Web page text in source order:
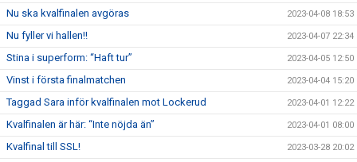
Nu ska kvalfinalen avgöras 2023-04-08 18:53
Nu fyller vi hallen!! 2023-04-07 22:34
Stina i superform: “Haft tur” 2023-04-05 12:50
Vinst i första finalmatchen 2023-04-04 15:20
Taggad Sara inför kvalfinalen mot Lockerud 2023-04-01 12:22
Kvalfinalen är här: “Inte nöjda än” 2023-04-01 08:00
Kvalfinal till SSL! 2023-03-28 20:02